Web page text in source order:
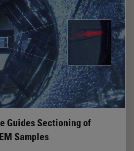
Guides Sectioning of
Samples